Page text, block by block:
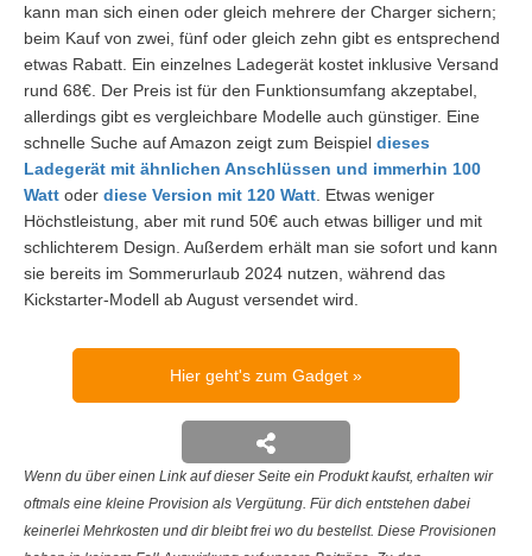
kann man sich einen oder gleich mehrere der Charger sichern;
beim Kauf von zwei, fünf oder gleich zehn gibt es entsprechend
etwas Rabatt. Ein einzelnes Ladegerät kostet inklusive Versand
rund 68€. Der Preis ist für den Funktionsumfang akzeptabel,
allerdings gibt es vergleichbare Modelle auch günstiger. Eine
schnelle Suche auf Amazon zeigt zum Beispiel dieses
Ladegerät mit ähnlichen Anschlüssen und immerhin 100
Watt oder diese Version mit 120 Watt . Etwas weniger
Höchstleistung, aber mit rund 50€ auch etwas billiger und mit
schlichterem Design. Außerdem erhält man sie sofort und kann
sie bereits im Sommerurlaub 2024 nutzen, während das
Kickstarter-Modell ab August versendet wird.
Hier geht's zum Gadget
Wenn du über einen Link auf dieser Seite ein Produkt kaufst, erhalten wir
oftmals eine kleine Provision als Vergütung. Für dich entstehen dabei
keinerlei Mehrkosten und dir bleibt frei wo du bestellst. Diese Provisionen